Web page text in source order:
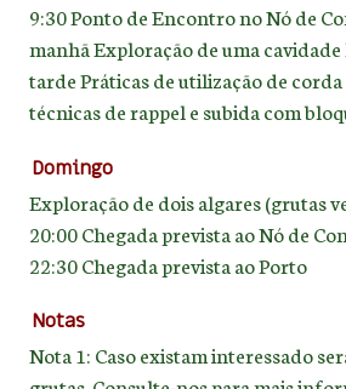
9:30 Ponto de Encontro no Nó de
manhã Exploração de uma
tarde Práticas de utilização de
técnicas de rappel e subida com
Domingo
Exploração de dois algares (grutas
20:00 Chegada prevista ao Nó de
22:30 Chegada prevista ao Porto
Notas
Nota 1: Caso existam interessado